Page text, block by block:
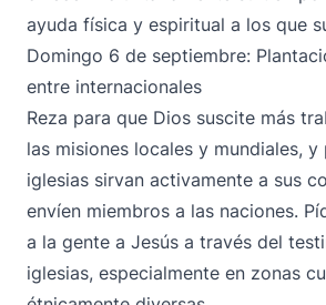
ayuda física y espiritual a los que
Domingo 6 de septiembre:
entre internacionales
Reza para que Dios suscite más
las misiones locales y mundiales, y
iglesias sirvan activamente a sus
envíen miembros a las naciones.
a la gente a Jesús a través del
iglesias, especialmente en zonas